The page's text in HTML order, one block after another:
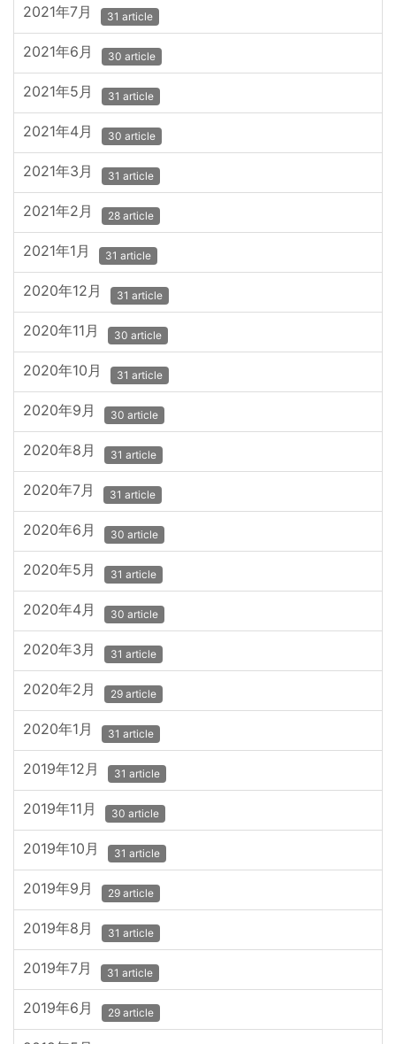
2021年7月 31 article
2021年6月 30 article
2021年5月 31 article
2021年4月 30 article
2021年3月 31 article
2021年2月 28 article
2021年1月 31 article
2020年12月 31 article
2020年11月 30 article
2020年10月 31 article
2020年9月 30 article
2020年8月 31 article
2020年7月 31 article
2020年6月 30 article
2020年5月 31 article
2020年4月 30 article
2020年3月 31 article
2020年2月 29 article
2020年1月 31 article
2019年12月 31 article
2019年11月 30 article
2019年10月 31 article
2019年9月 29 article
2019年8月 31 article
2019年7月 31 article
2019年6月 29 article